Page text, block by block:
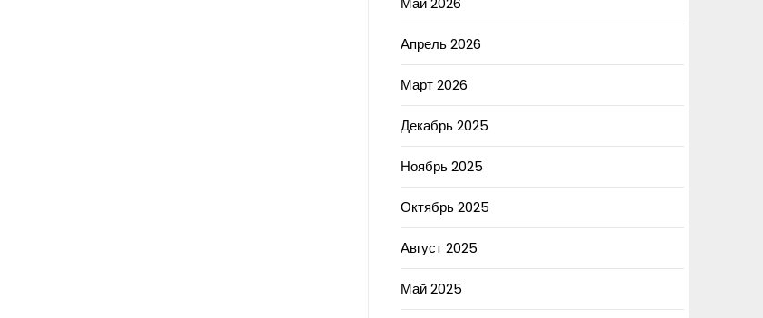
Апрель 2026
Март 2026
Декабрь 2025
Ноябрь 2025
Октябрь 2025
Август 2025
Май 2025